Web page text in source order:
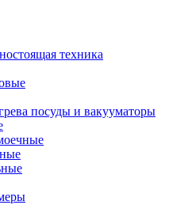
техника
посуды и вакууматоры